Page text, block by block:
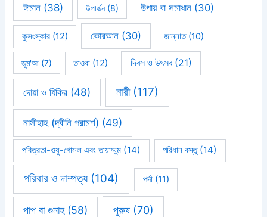
ঈমান(38) উপার্জন(8) উপায় বা সমাধান (30)
কুসংস্কার(12) কোরআন (30) জান্নাত(10)
জুম'আ (7) তাওবা (12) দিবস ও উৎসব(21)
দোয়া ও যিকির (48) নারী(117)
নাসীহাহ (দ্বীনি পরামর্শ) (49)
পবিত্রতা-ওযু-গোসল এবং তায়াম্মুম (14) পরিধান বস্তু(14)
পরিবার ও দাম্পত্য(104) পর্দা(11)
পাপ বা গুনাহ(58) পুরুষ(70)